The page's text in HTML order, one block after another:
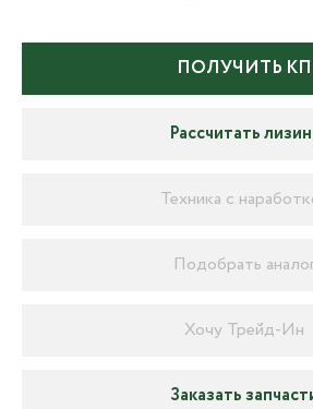
ПОЛУЧИТЬ КП
Рассчитать
Техника с
Подобрать
Хочу Трейд-Ин
Заказать